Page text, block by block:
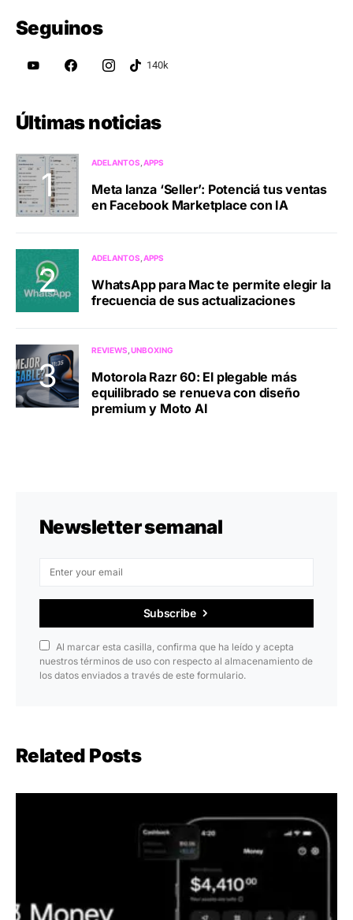
Seguinos
Últimas noticias
ADELANTOS APPS
Meta lanza ‘Seller’: Potenciá tus ventas
en Facebook Marketplace con IA
ADELANTOS APPS
WhatsApp para Mac te permite elegir la
frecuencia de sus actualizaciones
REVIEWS UNBOXING
Motorola Razr 60: El plegable más
equilibrado se renueva con diseño
premium y Moto AI
Newsletter semanal
Subscribe
Al marcar esta casilla, confirma que ha leído y acepta
nuestros términos de uso con respecto al almacenamiento de
los datos enviados a través de este formulario.
Related Posts